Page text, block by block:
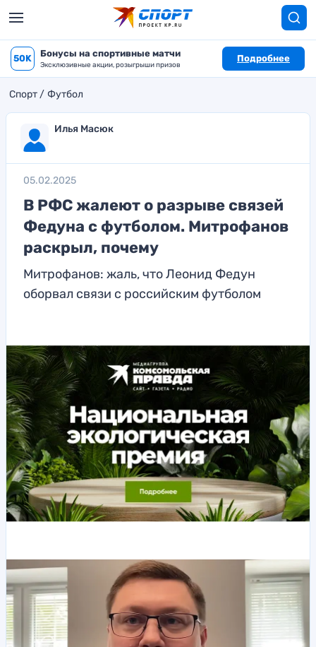
50K Бонусы на спортивные матчи
Эксклюзивные акции, розыгрыши призов
Подробнее
Спорт Футбол
Илья Масюк
05.02.2025
В РФС жалеют о разрыве связей
Федуна с футболом. Митрофанов
раскрыл, почему
Митрофанов: жаль, что Леонид Федун
оборвал связи с российским футболом